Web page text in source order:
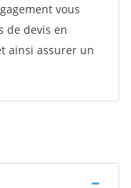
vous
de devis en
ainsi assurer un